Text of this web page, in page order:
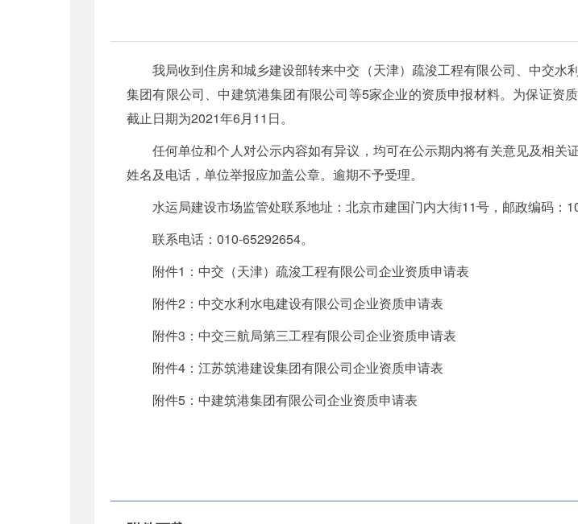
我局收到住房和城乡建设部转来中交（天津）疏浚工程有限公司、中交
集团有限公司、中建筑港集团有限公司等5家企业的资质申报材料。为保证资
截止日期为2021年6月11日。
任何单位和个人对公示内容如有异议，均可在公示期内将有关意见及相
姓名及电话，单位举报应加盖公章。逾期不予受理。
水运局建设市场监管处联系地址：北京市建国门内大街11号，邮政编码：
联系电话：010-65292654。
附件1：中交（天津）疏浚工程有限公司企业资质申请表
附件2：中交水利水电建设有限公司企业资质申请表
附件3：中交三航局第三工程有限公司企业资质申请表
附件4：江苏筑港建设集团有限公司企业资质申请表
附件5：中建筑港集团有限公司企业资质申请表